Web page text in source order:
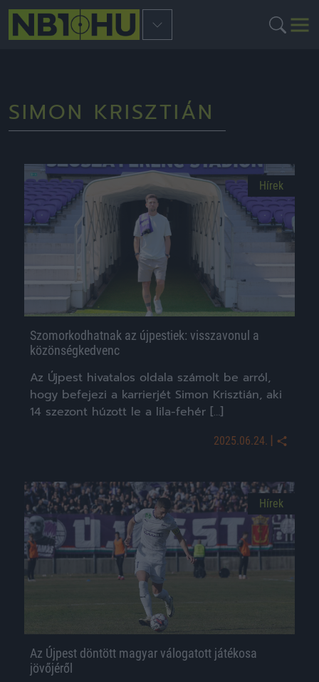
SIMON KRISZTIÁN
Hírek
Szomorkodhatnak az újpestiek: visszavonul a
közönségkedvenc
Az Újpest hivatalos oldala számolt be arról,
hogy befejezi a karrierjét Simon Krisztián, aki
14 szezont húzott le a lila-fehér […]
2025.06.24. |
Hírek
Az Újpest döntött magyar válogatott játékosa
jövőjéről